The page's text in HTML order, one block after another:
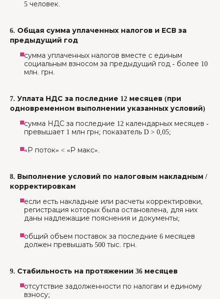
5 человек.
6. Общая сумма уплаченных налогов и ЕСВ за
предыдущий год
сумма уплаченных налогов вместе с единым
социальным взносом за предыдущий год - более 10
млн. грн.
7. Уплата НДС за последние 12 месяцев (при
одновременном выполнении указанных условий)
сумма НДС за последние 12 календарных месяцев -
превышает 1 млн грн; показатель D > 0,05;
«Р поток» < «Р макс».
8. Выполнение условий по налоговым накладным /
корректировкам
если есть накладные или расчеты корректировки,
регистрация которых была остановлена, для них
даны надлежащие пояснения и документы;
общий объем поставок за последние 6 месяцев
должен превышать 500 тыс. грн.
9. Стабильность на протяжении 36 месяцев
отсутствие задолженности по налогам и единому
взносу;